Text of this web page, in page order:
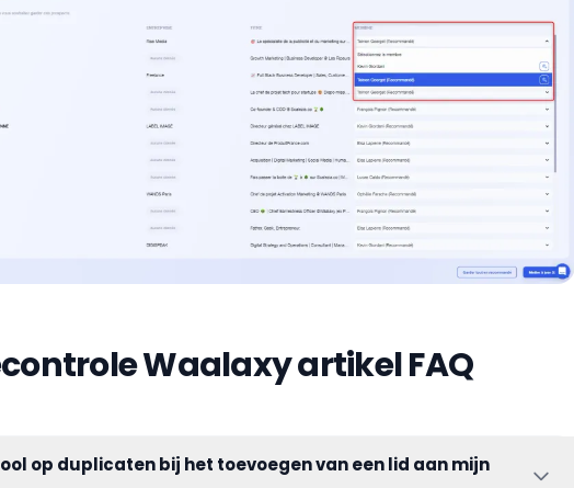
Waalaxy artikel FAQ
op duplicaten bij het toevoegen van een lid aan mijn